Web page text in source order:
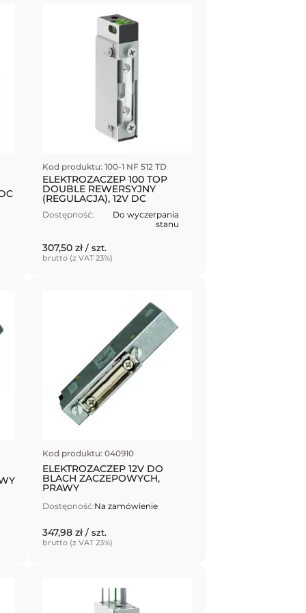
Kod produktu: 100-1 NF 512 TD
ELEKTROZACZEP 100 TOP
DOUBLE REWERSYJNY
(REGULACJA), 12V DC
Dostępność:
Do wyczerpania
stanu
307,50 zł/ szt.
brutto (z VAT 23%)
Kod produktu: 040910
ELEKTROZACZEP 12V DO
BLACH ZACZEPOWYCH,
PRAWY
Dostępność:Na zamówienie
347,98 zł/ szt.
brutto (z VAT 23%)